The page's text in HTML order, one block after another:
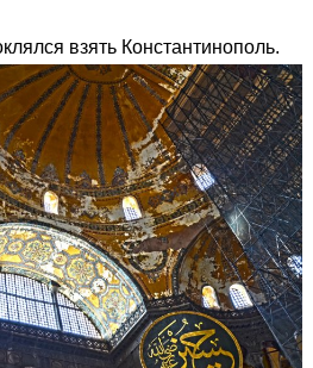
взять Константинополь.